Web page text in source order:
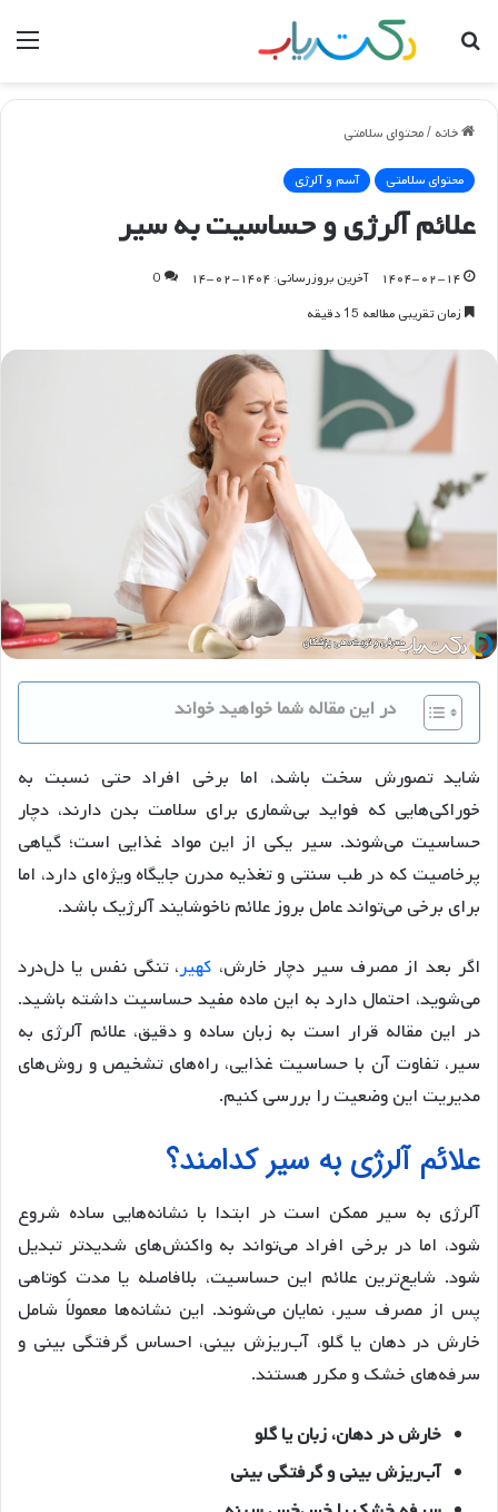
جستجو
خانه /محتوای سلامتی
محتوای سلامتی آسم و آلرژی
علائم آلرژی و حساسیت به سیر
۱۴۰۴-۰۲-۱۴ آخرین بروزرسانی: ۱۴۰۴-۰۲-۱۴
0
زمان تقریبی مطالعه 15 دقیقه
در این مقاله شما خواهید خواند
شاید تصورش سخت باشد، اما برخی افراد حتی نسبت به
خوراکی‌هایی که فواید بی‌شماری برای سلامت بدن دارند، دچار
حساسیت می‌شوند. سیر یکی از این مواد غذایی است؛ گیاهی
پرخاصیت که در طب سنتی و تغذیه مدرن جایگاه ویژه‌ای دارد، اما
برای برخی می‌تواند عامل بروز علائم ناخوشایند آلرژیک باشد.
اگر بعد از مصرف سیر دچار خارش، کهیر، تنگی نفس یا دل‌درد
می‌شوید، احتمال دارد به این ماده مفید حساسیت داشته باشید.
در این مقاله قرار است به زبان ساده و دقیق، علائم آلرژی به
سیر، تفاوت آن با حساسیت غذایی، راه‌های تشخیص و روش‌های
مدیریت این وضعیت را بررسی کنیم.
علائم آلرژی به سیر کدامند؟
آلرژی به سیر ممکن است در ابتدا با نشانه‌هایی ساده شروع
شود، اما در برخی افراد می‌تواند به واکنش‌های شدیدتر تبدیل
شود. شایع‌ترین علائم این حساسیت، بلافاصله یا مدت کوتاهی
پس از مصرف سیر، نمایان می‌شوند. این نشانه‌ها معمولاً شامل
خارش در دهان یا گلو، آب‌ریزش بینی، احساس گرفتگی بینی و
سرفه‌های خشک و مکرر هستند.
خارش در دهان، زبان یا گلو
آب‌ریزش بینی و گرفتگی بینی